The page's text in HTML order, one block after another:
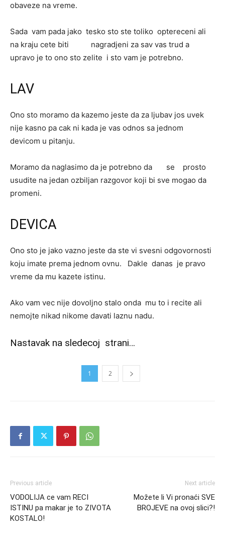
obaveze na vreme.
Sada vam pada jako tesko sto ste toliko optereceni ali
na kraju cete biti nagradjeni za sav vas trud a
upravo je to ono sto zelite i sto vam je potrebno.
LAV
Ono sto moramo da kazemo jeste da za ljubav jos uvek
nije kasno pa cak ni kada je vas odnos sa jednom
devicom u pitanju.
Moramo da naglasimo da je potrebno da se prosto
usudite na jedan ozbiljan razgovor koji bi sve mogao da
promeni.
DEVICA
Ono sto je jako vazno jeste da ste vi svesni odgovornosti
koju imate prema jednom ovnu. Dakle danas je pravo
vreme da mu kazete istinu.
Ako vam vec nije dovoljno stalo onda mu to i recite ali
nemojte nikad nikome davati laznu nadu.
Nastavak na sledecoj strani…
1 2
Previous article
VODOLIJA ce vam RECI
ISTINU pa makar je to ZIVOTA
KOSTALO!
Next article
Možete li Vi pronaći SVE
BROJEVE na ovoj slici?!